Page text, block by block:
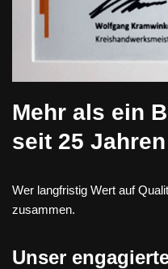
Mehr als ein
seit 25
Wer langfristig Wert auf
zusammen.
Unser